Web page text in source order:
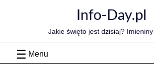
Info-Day.pl
Jakie święto jest dzisiaj?
Menu